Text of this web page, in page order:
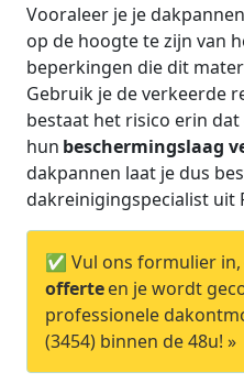
Vooraleer je je
op de hoogte te zijn van
beperkingen die dit
Gebruik je de verkeerde
bestaat het risico erin
hun beschermingslaag
dakpannen laat je dus
dakreinigingspecialist uit
✅ Vul ons formulier in,
offerteen je wordt
professionele
(3454) binnen de 48u! »